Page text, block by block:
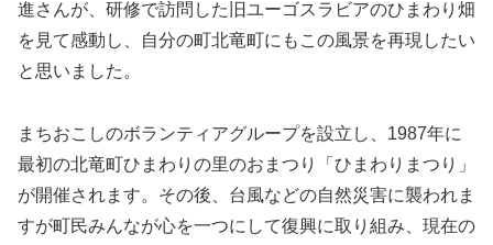
進さんが、研修で訪問した旧ユーゴスラビアのひまわり畑
を見て感動し、自分の町北竜町にもこの風景を再現したい
と思いました。
まちおこしのボランティアグループを設立し、1987年に
最初の北竜町ひまわりの里のおまつり「ひまわりまつり」
が開催されます。その後、台風などの自然災害に襲われま
すが町民みんなが心を一つにして復興に取り組み、現在の